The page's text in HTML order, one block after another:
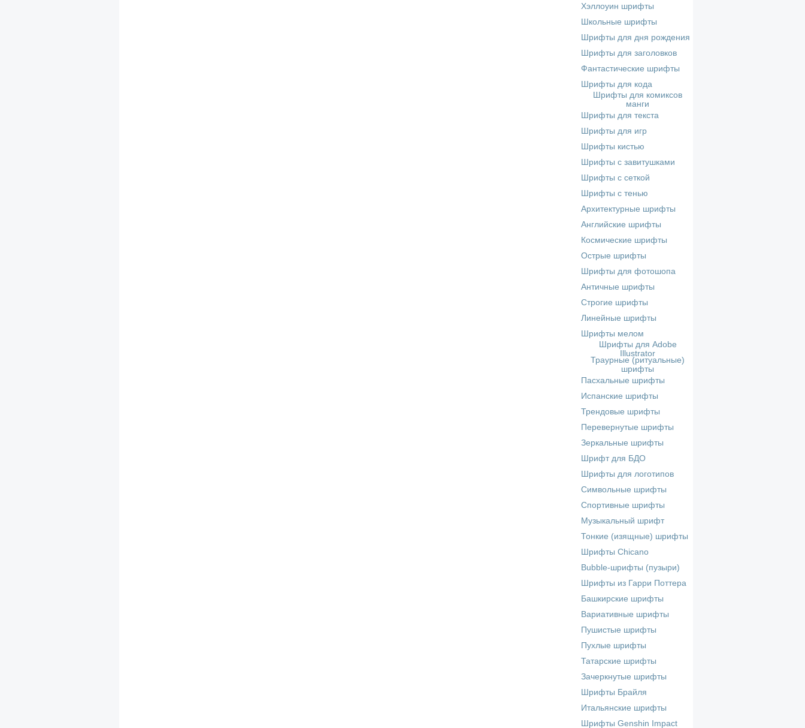
Хэллоуин шрифты
Школьные шрифты
Шрифты для дня рождения
Шрифты для заголовков
Фантастические шрифты
Шрифты для кода
Шрифты для комиксов
манги
Шрифты для текста
Шрифты для игр
Шрифты кистью
Шрифты с завитушками
Шрифты с сеткой
Шрифты с тенью
Архитектурные шрифты
Английские шрифты
Космические шрифты
Острые шрифты
Шрифты для фотошопа
Античные шрифты
Строгие шрифты
Линейные шрифты
Шрифты мелом
Шрифты для Adobe
Illustrator
Траурные (ритуальные)
шрифты
Пасхальные шрифты
Испанские шрифты
Трендовые шрифты
Перевернутые шрифты
Зеркальные шрифты
Шрифт для БДО
Шрифты для логотипов
Символьные шрифты
Спортивные шрифты
Музыкальный шрифт
Тонкие (изящные) шрифты
Шрифты Chicano
Bubble-шрифты (пузыри)
Шрифты из Гарри Поттера
Башкирские шрифты
Вариативные шрифты
Пушистые шрифты
Пухлые шрифты
Татарские шрифты
Зачеркнутые шрифты
Шрифты Брайля
Итальянские шрифты
Шрифты Genshin Impact